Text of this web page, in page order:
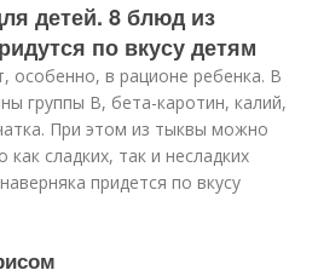
детей. 8 блюд из
по вкусу детям
особенно, в рационе ребенка. В
группы В, бета-каротин, калий,
При этом из тыквы можно
сладких, так и несладких
придется по вкусу